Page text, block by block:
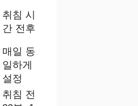
취침 시
간 전후
매일 동
일하게
설정
취침 전